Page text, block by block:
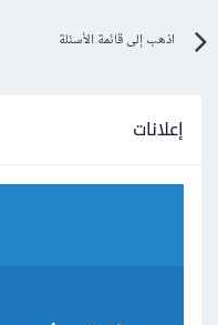
اذهب إلى قائمة الأسئلة
إعلانات